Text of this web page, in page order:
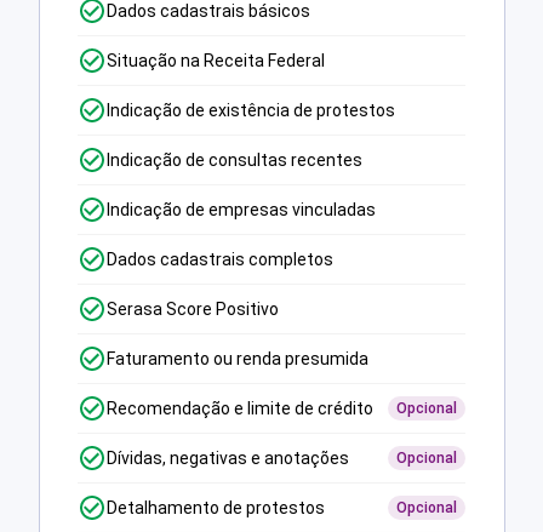
Dados cadastrais básicos
Situação na Receita Federal
Indicação de existência de protestos
Indicação de consultas recentes
Indicação de empresas vinculadas
Dados cadastrais completos
Serasa Score Positivo
Faturamento ou renda presumida
Recomendação e limite de crédito Opcional
Dívidas, negativas e anotações Opcional
Detalhamento de protestos Opcional